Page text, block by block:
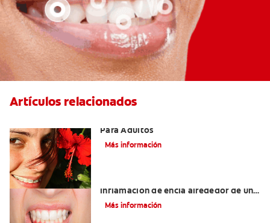
Artículos relacionados
Para Adultos
Más información
inflamación de encía alrededor de un
diente?
Más información